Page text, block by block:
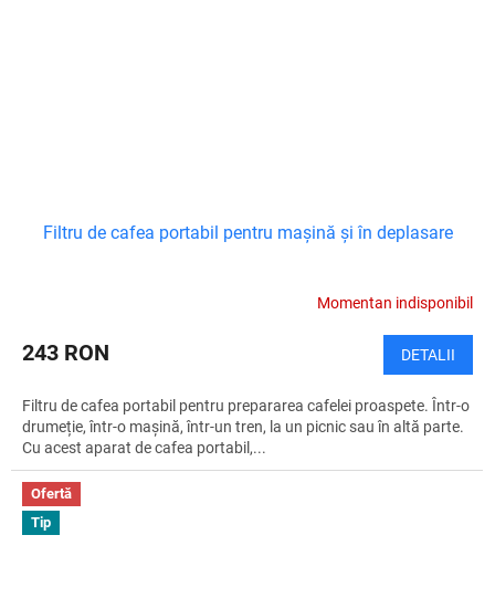
Filtru de cafea portabil pentru mașină și în deplasare
Momentan indisponibil
243 RON DETALII
Filtru de cafea portabil pentru prepararea cafelei proaspete. Într-o
drumeție, într-o mașină, într-un tren, la un picnic sau în altă parte.
Cu acest aparat de cafea portabil,...
Ofertă
Tip